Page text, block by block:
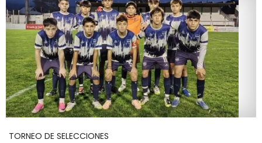
TORNEO DE SELECCIONES